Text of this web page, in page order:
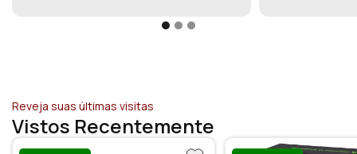
Reveja suas últimas visitas
Vistos Recentemente